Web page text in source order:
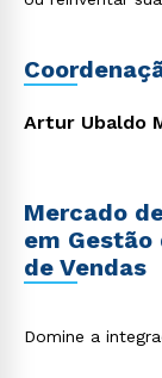
Artur Ubaldo
Mercado
em
de Vendas
Domine a